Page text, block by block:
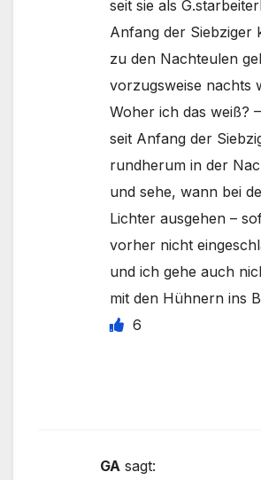
seit sie als
Anfang der Siebziger
zu den Nachteulen
vorzugsweise nachts
Woher ich das weiß?
seit Anfang der
rundherum in der
und sehe, wann bei
Lichter ausgehen –
vorher nicht
und ich gehe auch
mit den Hühnern ins
6
GA sagt: